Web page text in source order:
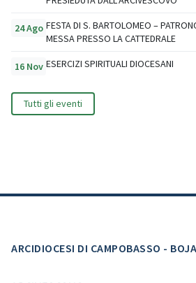
24 Ago FESTA DI S. BARTOLOMEO –
MESSA PRESSO LA CATTEDRALE
16 Nov ESERCIZI SPIRITUALI DIOCESANI
Tutti gli eventi
ARCIDIOCESI DI CAMPOBASSO -